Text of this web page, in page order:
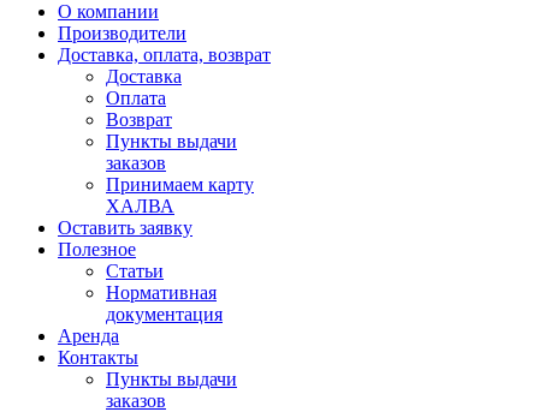
О компании
Производители
Доставка, оплата, возврат
Доставка
Оплата
Возврат
Пункты выдачи
заказов
Принимаем карту
ХАЛВА
Оставить заявку
Полезное
Статьи
Нормативная
документация
Аренда
Контакты
Пункты выдачи
заказов